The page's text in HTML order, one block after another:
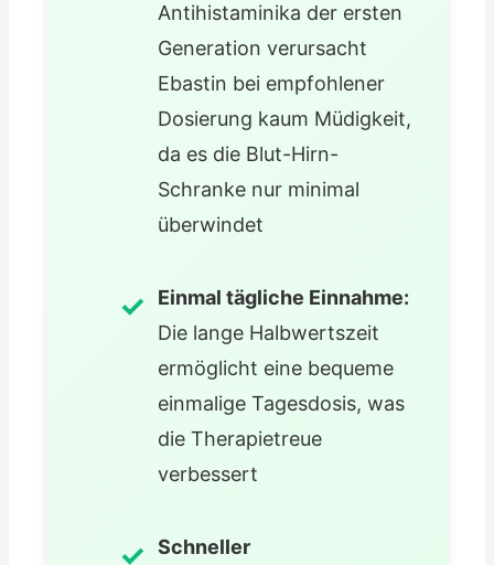
Antihistaminika der ersten
Generation verursacht
Ebastin bei empfohlener
Dosierung kaum Müdigkeit,
da es die Blut-Hirn-
Schranke nur minimal
überwindet
Einmal tägliche Einnahme:
Die lange Halbwertszeit
ermöglicht eine bequeme
einmalige Tagesdosis, was
die Therapietreue
verbessert
Schneller